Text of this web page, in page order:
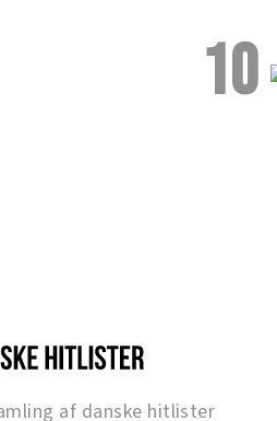
10
af danske hitlister